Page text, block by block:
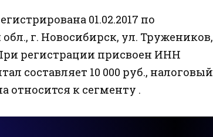
01.02.2017 по
г. Новосибирск, ул. Тружеников,
регистрации присвоен ИНН
составляет 10 000 руб., налоговый
относится к сегменту .